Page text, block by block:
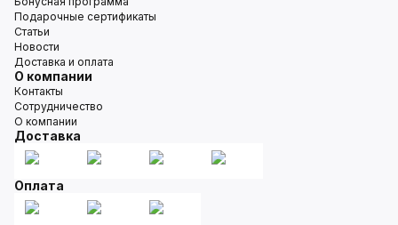
Подарочные сертификаты
Статьи
Новости
Доставка и оплата
О компании
Контакты
Сотрудничество
О компании
Доставка
Оплата